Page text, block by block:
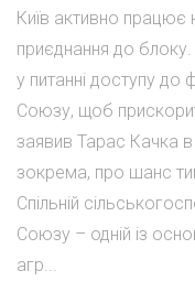
Київ активно
приєднання до блоку.
у питанні доступу до
Союзу, щоб
заявив Тарас Качка
зокрема, про шанс
Спільній
Союзу – одній із
агр...